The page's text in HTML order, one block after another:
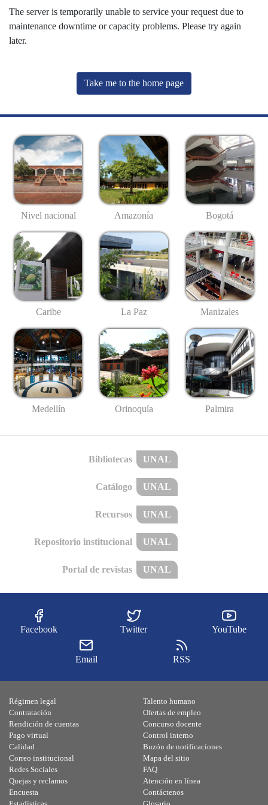
The server is temporarily unable to service your request due to
maintenance downtime or capacity problems. Please try again
later.
Take me to the home page
Nivel nacional Amazonía Bogotá
Caribe La Paz Manizales
Medellín Orinoquía Palmira
Bibliotecas UNAL
Catálogo UNAL
Recursos UNAL
Repositorio institucional UNAL
Portal de revistas UNAL
Facebook Twitter YouTube
Email RSS
Régimen legal
Contratación
Rendición de cuentas
Pago virtual
Calidad
Talento humano
Ofertas de empleo
Concurso docente
Control interno
Buzón de notificaciones
Correo institucional
Redes Sociales
Quejas y reclamos
Encuesta
Mapa del sitio
FAQ
Atención en línea
Contáctenos